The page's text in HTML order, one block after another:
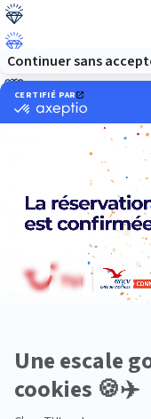
Luxe
Neige
Plongée
Premium